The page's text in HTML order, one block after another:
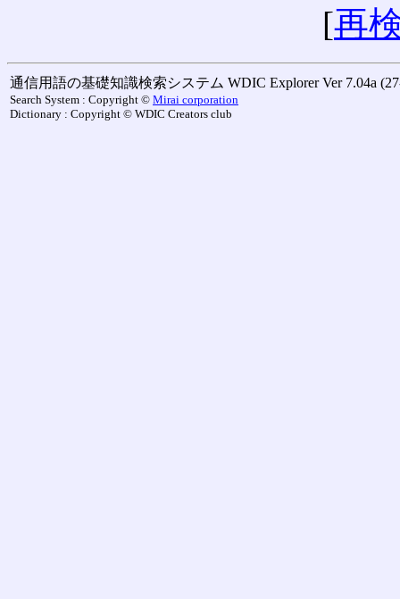
[再
通信用語の基礎知識検索システム WDIC Explorer Ver 7.04a
Search System : Copyright © Mirai corporation
Dictionary : Copyright © WDIC Creators club